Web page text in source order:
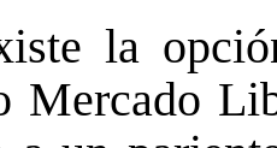
la
Mercado